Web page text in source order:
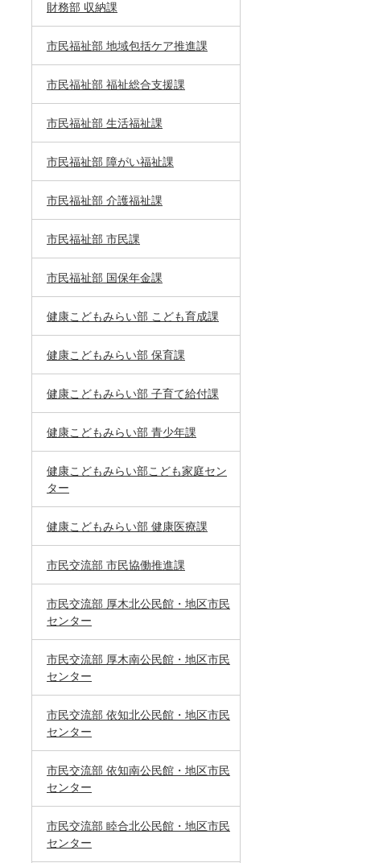
財務部 収納課
市民福祉部 地域包括ケア推進課
市民福祉部 福祉総合支援課
市民福祉部 生活福祉課
市民福祉部 障がい福祉課
市民福祉部 介護福祉課
市民福祉部 市民課
市民福祉部 国保年金課
健康こどもみらい部 こども育成課
健康こどもみらい部 保育課
健康こどもみらい部 子育て給付課
健康こどもみらい部 青少年課
健康こどもみらい部こども家庭セン
ター
健康こどもみらい部 健康医療課
市民交流部 市民協働推進課
市民交流部 厚木北公民館・地区市民
センター
市民交流部 厚木南公民館・地区市民
センター
市民交流部 依知北公民館・地区市民
センター
市民交流部 依知南公民館・地区市民
センター
市民交流部 睦合北公民館・地区市民
センター